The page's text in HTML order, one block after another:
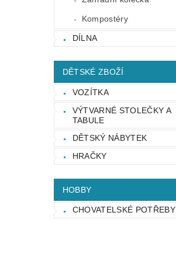
Kompostéry
DÍLNA
DĚTSKÉ ZBOŽÍ
VOZÍTKA
VÝTVARNÉ STOLEČKY A
TABULE
DĚTSKÝ NÁBYTEK
HRAČKY
HOBBY
CHOVATELSKÉ POTŘEBY